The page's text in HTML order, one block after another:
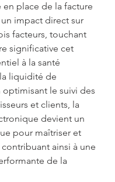
en place de la facture
impact direct sur
facteurs, touchant
significative cet
à la santé
liquidité de
optimisant le suivi des
et clients, la
devient un
pour maîtriser et
contribuant ainsi à une
de la